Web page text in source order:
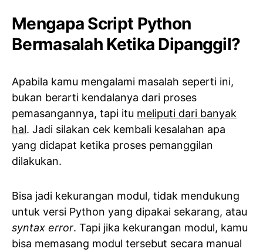
Mengapa Script Python
Bermasalah Ketika Dipanggil?
Apabila kamu mengalami masalah seperti ini,
bukan berarti kendalanya dari proses
pemasangannya, tapi itu meliputi dari banyak
hal. Jadi silakan cek kembali kesalahan apa
yang didapat ketika proses pemanggilan
dilakukan.
Bisa jadi kekurangan modul, tidak mendukung
untuk versi Python yang dipakai sekarang, atau
syntax error. Tapi jika kekurangan modul, kamu
bisa memasang modul tersebut secara manual